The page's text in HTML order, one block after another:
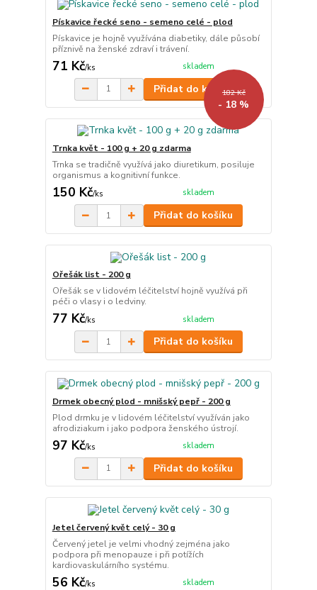
Pískavice řecké seno - semeno celé - plod
Pískavice je hojně využívána diabetiky, dále působí
příznivě na ženské zdraví i trávení.
71 Kč/ks skladem
Přidat do košíku182 Kč
- 18 %
Trnka květ - 100 g + 20 g zdarma
Trnka se tradičně využívá jako diuretikum, posiluje
organismus a kognitivní funkce.
150 Kč/ks skladem
Přidat do košíku
Ořešák list - 200 g
Ořešák se v lidovém léčitelství hojně využívá při
péči o vlasy i o ledviny.
77 Kč/ks skladem
Přidat do košíku
Drmek obecný plod - mnišský pepř - 200 g
Plod drmku je v lidovém léčitelství využíván jako
afrodiziakum i jako podpora ženského ústrojí.
97 Kč/ks skladem
Přidat do košíku
Jetel červený květ celý - 30 g
Červený jetel je velmi vhodný zejména jako
podpora při menopauze i při potížích
kardiovaskulárního systému.
56 Kč/ks skladem